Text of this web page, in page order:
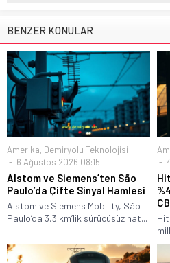
BENZER KONULAR
Amerika, Demiryolu Teknolojisi
6 Ağustos 2026 08:15
Alstom ve Siemens’ten São
Paulo’da Çifte Sinyal Hamlesi
Alstom ve Siemens Mobility, São
Paulo’da 3,3 km’lik sürücüsüz hat...